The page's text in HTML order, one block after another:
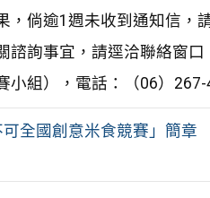
，倘逾1週未收到通知信，
諮詢事宜，請逕洽聯絡窗
小組），電話：（06）267-
可全國創意米食競賽」簡章